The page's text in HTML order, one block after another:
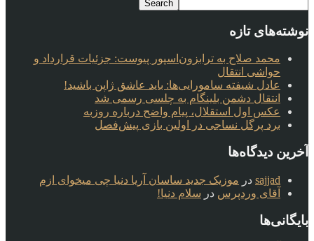
نوشته‌های تازه
محمد صلاح به ترابزون‌اسپور پیوست: جزئیات قرارداد و
حواشی انتقال
عادل شیفته سامورایی‌ها: باید عاشق ژاپن باشید!
انتقال دشمن بلینگام به چلسی رسمی شد
عکس اول استقلال، پیام واضح درباره روزبه
برد پرگل نساجی در اولین بازی پیش‌فصل
آخرین دیدگاه‌ها
sajjad در موزیک جدید ساسان آریا دنیا چی میخوای ازم
آقای وردپرس در سلام دنیا!
بایگانی‌ها